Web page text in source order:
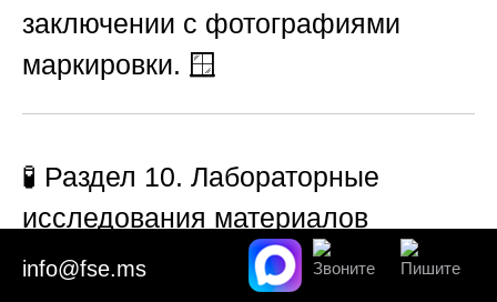
заключении с фотографиями
маркировки. 🪟
🧪 Раздел 10. Лабораторные
исследования материалов
(краски, штукатурки, плитки)
info@fse.ms